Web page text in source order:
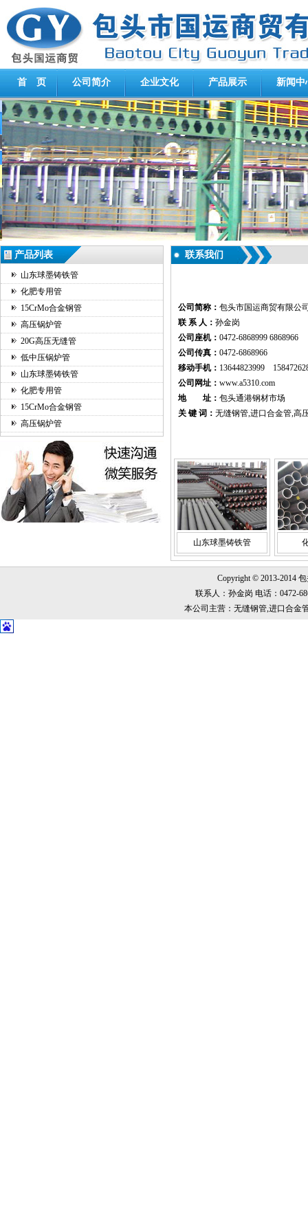
首 页 公司简介 企业文化 产品展示 新闻中
产品列表
山东球墨铸铁管
化肥专用管
15CrMo合金钢管
高压锅炉管
20G高压无缝管
低中压锅炉管
山东球墨铸铁管
化肥专用管
15CrMo合金钢管
高压锅炉管
联系我们
公司简称： 包头市国运商贸有限公
联 系 人： 孙金岗
公司座机： 0472-6868999 6868966
公司传真： 0472-6868966
移动手机： 13644823999
公司网址： www.a5310.com
地 址： 包头通港钢材市场
关 键 词： 无缝钢管,进口合金管,高
山东球墨铸铁管
Copyright © 2013-2014
联系人：孙金岗 电话：0472-
本公司主营：无缝钢管,进口合金